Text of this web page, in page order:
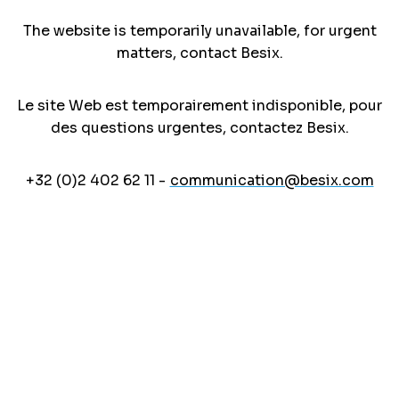
The website is temporarily unavailable, for urgent
matters, contact Besix.
Le site Web est temporairement indisponible, pour
des questions urgentes, contactez Besix.
+32 (0)2 402 62 11 - communication@besix.com